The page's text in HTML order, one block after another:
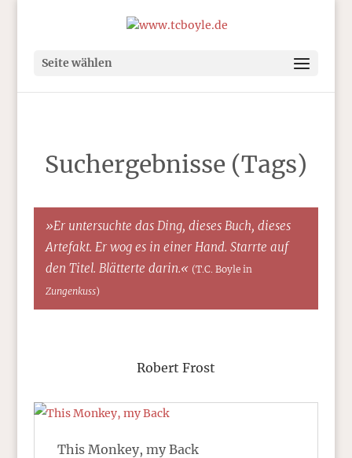
Seite wählen
Suchergebnisse (Tags)
»Er untersuchte das Ding, dieses Buch, dieses
Artefakt. Er wog es in einer Hand. Starrte auf
den Titel. Blätterte darin.« (T.C. Boyle in
Zungenkuss)
Robert Frost
This Monkey, my Back